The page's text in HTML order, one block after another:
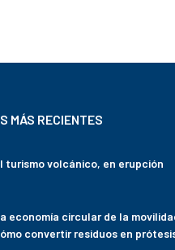
MÁS RECIENTES
turismo volcánico, en erupción
economía circular de la
convertir residuos en